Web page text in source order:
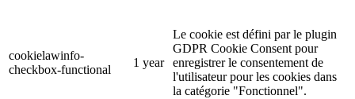
cookielawinfo-
checkbox-functional
1 year
Le cookie est défini par le plugin
GDPR Cookie Consent pour
enregistrer le consentement de
l'utilisateur pour les cookies dans
la catégorie "Fonctionnel".